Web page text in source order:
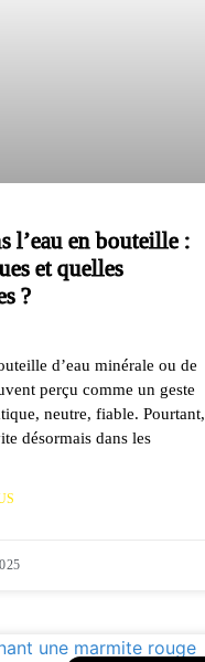
l’eau en bouteille :
et quelles
?
d’eau minérale ou de
perçu comme un geste
neutre, fiable. Pourtant,
désormais dans les